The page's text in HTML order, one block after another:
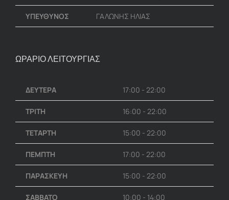
ΥΠΕΥΘΥΝΟΣ ΓΑΛΩΝΗΣ ΗΛΙΑΣ
ΩΡΑΡΙΟ ΛΕΙΤΟΥΡΓΙΑΣ
ΔΕΥΤΕΡΑ 17:00 - 22:00
ΤΡΙΤΗ 16:00 - 22:00
ΤΕΤΑΡΤΗ 15:00 - 22:00
ΠΕΜΠΤΗ 17:00 - 22:00
ΠΑΡΑΣΚΕΥΗ 15:00 - 22:00
ΣΑΒΒΑΤΟ 10:00 - 14:00